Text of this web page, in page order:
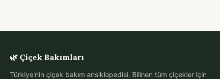
🌿 Çiçek Bakımları
Türkiye'nin çiçek bakım ansiklopedisi. Bilinen tüm çiçekler için